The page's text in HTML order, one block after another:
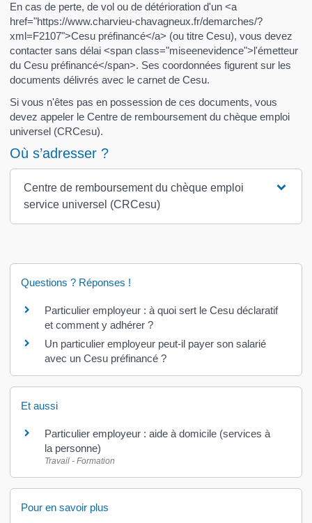
En cas de perte, de vol ou de détérioration d'un <a
href="https://www.charvieu-chavagneux.fr/demarches/?
xml=F2107">Cesu préfinancé</a> (ou titre Cesu), vous devez
contacter sans délai <span class="miseenevidence">l'émetteur
du Cesu préfinancé</span>. Ses coordonnées figurent sur les
documents délivrés avec le carnet de Cesu.
Si vous n'êtes pas en possession de ces documents, vous
devez appeler le Centre de remboursement du chèque emploi
universel (CRCesu).
Où s’adresser ?
Centre de remboursement du chèque emploi
service universel (CRCesu)
Questions ? Réponses !
Particulier employeur : à quoi sert le Cesu déclaratif
et comment y adhérer ?
Un particulier employeur peut-il payer son salarié
avec un Cesu préfinancé ?
Et aussi
Particulier employeur : aide à domicile (services à
la personne)
Travail - Formation
Pour en savoir plus